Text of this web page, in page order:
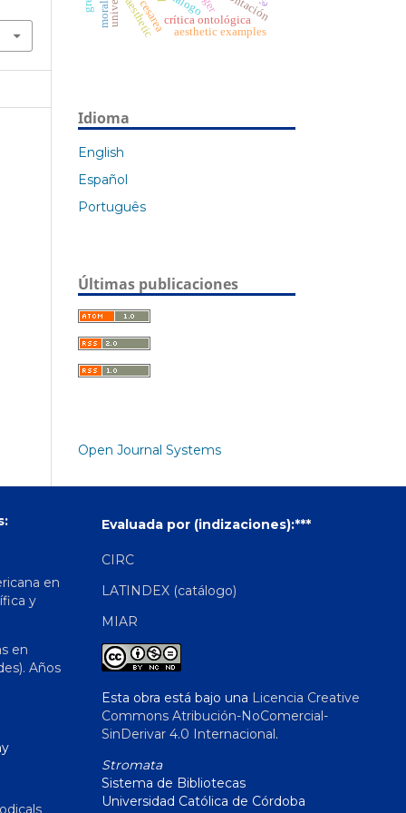
crítica ontológica
aesthetic examples
aesthetic
Idioma
English
Español
Português
Últimas publicaciones
Open Journal Systems
en
y
en
Años
Evaluada por (indizaciones):***
CIRC
LATINDEX (catálogo)
MIAR
Esta obra está bajo una Licencia Creative
Commons Atribución-NoComercial-
SinDerivar 4.0 Internacional.
Stromata
Sistema de Bibliotecas
Universidad Católica de Córdoba